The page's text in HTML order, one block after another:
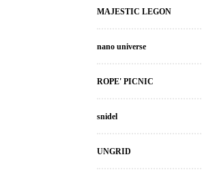
MAJESTIC LEGON
nano universe
ROPE' PICNIC
snidel
UNGRID